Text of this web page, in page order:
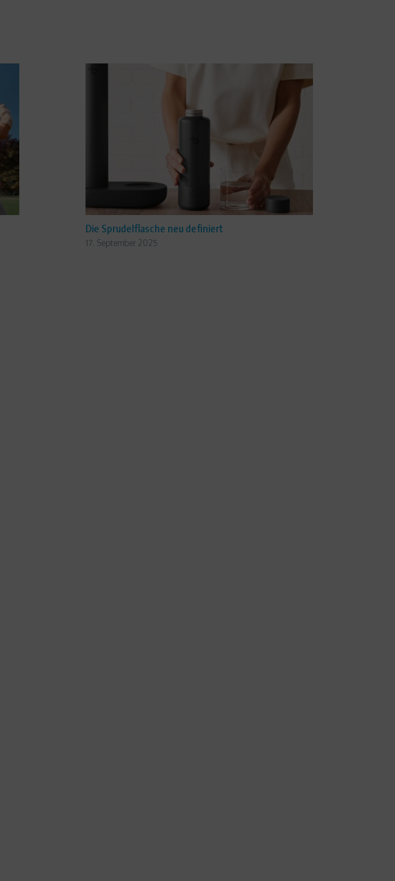
Die Sprudelflasche neu definiert
17. September 2025